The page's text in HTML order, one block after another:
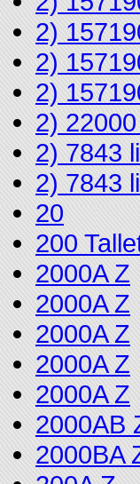
2)
2)
2)
2)
2) 7843
2) 7843
20
200
2000A Z
2000A Z
2000A Z
2000A Z
2000A Z
2000AB
2000BA